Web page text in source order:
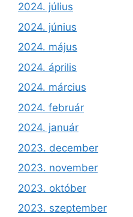
2024. július
2024. június
2024. május
2024. április
2024. március
2024. február
2024. január
2023. december
2023. november
2023. október
2023. szeptember